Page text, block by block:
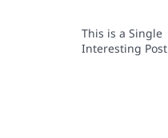
This is a Single
Interesting Post